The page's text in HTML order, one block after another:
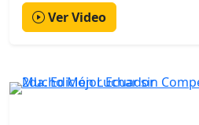
Ver Video